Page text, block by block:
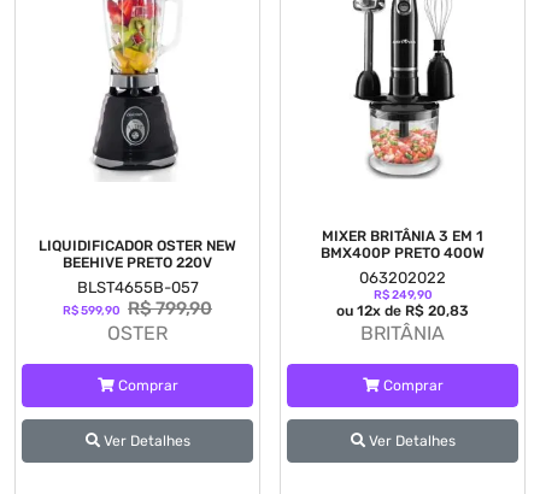
LIQUIDIFICADOR OSTER NEW
BEEHIVE PRETO 220V
BLST4655B-057
R$ 599,90 R$ 799,90
OSTER
Comprar
Ver Detalhes
MIXER BRITÂNIA 3 EM 1
BMX400P PRETO 400W
063202022
R$ 249,90
ou 12x de R$ 20,83
BRITÂNIA
Comprar
Ver Detalhes